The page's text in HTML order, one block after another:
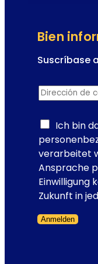
Bien
Suscríbase
c
o
r
e
o
I
n
s
r
Dirección
Ich bin
verarbeitet
Ansprache
Einwilligung
Zukunft in
Anmelden